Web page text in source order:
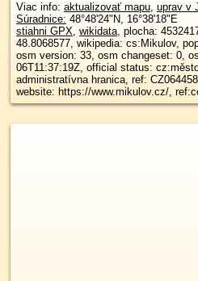
Viac info: aktualizovať mapu, uprav v
Súradnice: 48°48'24"N, 16°38'18"E
stiahni GPX, wikidata, plocha:
48.8068577, wikipedia: cs:Mikulov,
osm version: 33, osm changeset: 0,
06T11:37:19Z, official status:
administratívna hranica, ref:
website: https://www.mikulov.cz/,